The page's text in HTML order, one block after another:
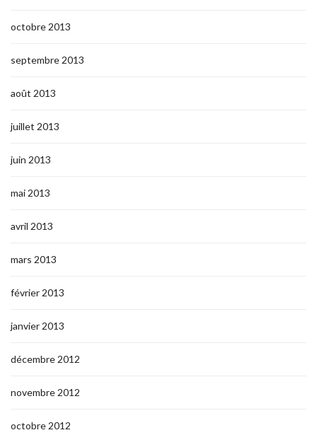
octobre 2013
septembre 2013
août 2013
juillet 2013
juin 2013
mai 2013
avril 2013
mars 2013
février 2013
janvier 2013
décembre 2012
novembre 2012
octobre 2012